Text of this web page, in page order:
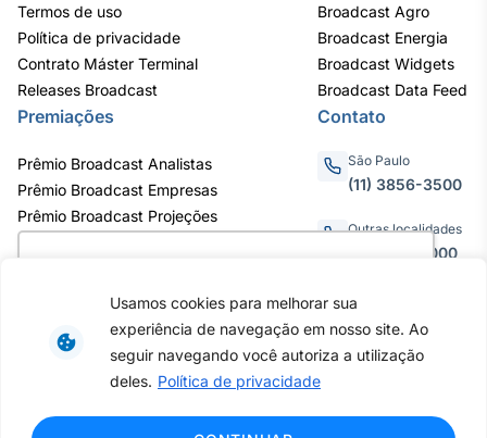
como você interage em nosso site e
personalizar conteúdo. Ao utilizar este site, você
concorda com o uso de cookies.
Saiba mais
Usamos cookies para melhorar sua
experiência de navegação em nosso site. Ao
seguir navegando você autoriza a utilização
deles. Política de privacidade
Termos de uso
Política de privacidade
Contrato Máster Terminal
Releases Broadcast
Broadcast Agro
Broadcast Energia
Broadcast Widgets
Broadcast Data Feed
Premiações
Prêmio Broadcast Analistas
Prêmio Broadcast Empresas
Prêmio Broadcast Projeções
Contato
São Paulo
(11) 3856-3500
Outras localidades
0800.011.3000
Av. Eng. Caetano Álvares, 55 - 3º e
6º andar, Bairro do Limão, São
Paulo / SP, CEP 02598-900 -